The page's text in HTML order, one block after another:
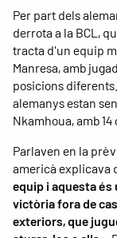
Per part dels
derrota a la BCL,
tracta d'un equip
Manresa, amb
posicions
alemanys estan
Nkamhoua, amb
Parlaven en la
americà explicava
equip i aquesta és
victòria fora de
exteriors, que